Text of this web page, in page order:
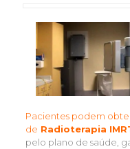
Pacientes podem
de Radioterapia
pelo plano de saúde,